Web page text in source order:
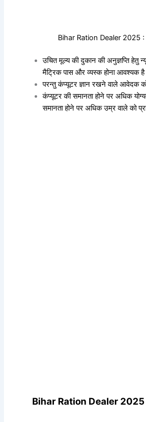
Bihar Ration Dealer 2025 :
उचित मूल्य की दुकान की अनुज्ञप्ति हेतु
मैट्रिक पास और व्यस्क होना आवश्यक है |
परन्तु कंप्यूटर ज्ञान रखने वाले आवेदक को
कंप्यूटर की समानता होने पर अधिक
समानता होने पर अधिक उम्र वाले को
Bihar Ration Dealer 2025 :